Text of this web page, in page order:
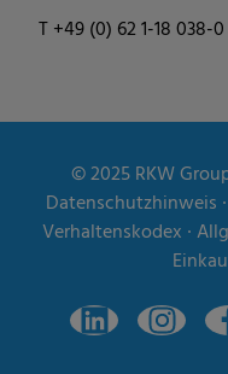
T +49 (0) 62 1-18 038-0
© 2025RKW
Datenschutzhinweis ∙
Verhaltenskodex ∙